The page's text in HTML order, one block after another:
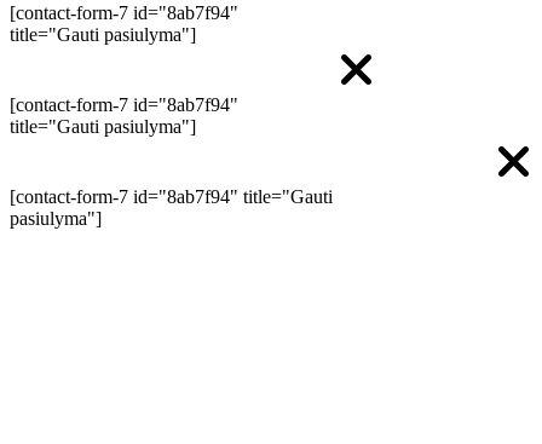
[contact-form-7 id="8ab7f94"
title="Gauti pasiulyma"]
[contact-form-7 id="8ab7f94"
title="Gauti pasiulyma"]
[contact-form-7 id="8ab7f94" title="Gauti
pasiulyma"]